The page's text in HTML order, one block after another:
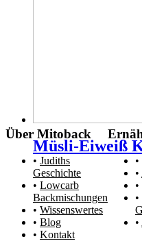
Müsli-Eiweiß
Über Mitoback
Judiths
Geschichte
Lowcarb
Backmischungen
Wissenswertes
Blog
Kontakt